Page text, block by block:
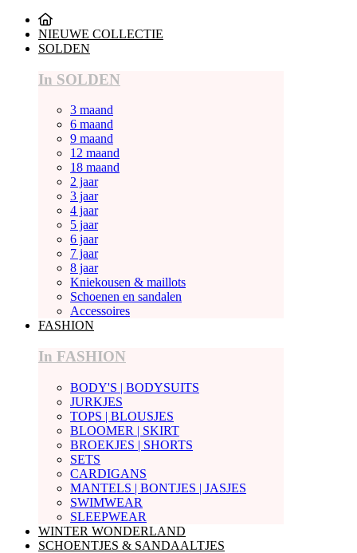
NIEUWE COLLECTIE
SOLDEN
In SOLDEN
3 maand
6 maand
9 maand
12 maand
18 maand
2 jaar
3 jaar
4 jaar
5 jaar
6 jaar
7 jaar
8 jaar
Kniekousen & maillots
Schoenen en sandalen
Accessoires
FASHION
In FASHION
BODY'S | BODYSUITS
JURKJES
TOPS | BLOUSJES
BLOOMER | SKIRT
BROEKJES | SHORTS
SETS
CARDIGANS
MANTELS | BONTJES | JASJES
SWIMWEAR
SLEEPWEAR
WINTER WONDERLAND
SCHOENTJES & SANDAALTJES